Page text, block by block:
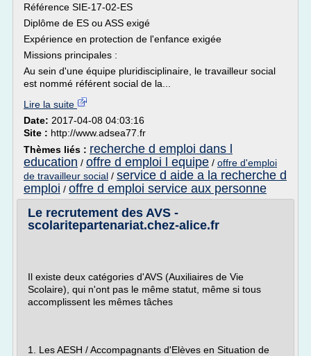
Référence SIE-17-02-ES
Diplôme de ES ou ASS exigé
Expérience en protection de l'enfance exigée
Missions principales :
Au sein d'une équipe pluridisciplinaire, le travailleur social
est nommé référent social de la...
Lire la suite
Date: 2017-04-08 04:03:16
Site : http://www.adsea77.fr
Thèmes liés : recherche d emploi dans l
education / offre d emploi l equipe / offre d'emploi
de travailleur social / service d aide a la recherche d
emploi / offre d emploi service aux personne
Le recrutement des AVS -
scolaritepartenariat.chez-alice.fr
Il existe deux catégories d'AVS (Auxiliaires de Vie
Scolaire), qui n'ont pas le même statut, même si tous
accomplissent les mêmes tâches
1. Les AESH / Accompagnants d'Elèves en Situation de